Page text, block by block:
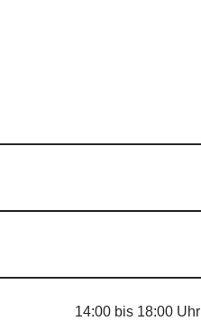
14:00 bis 18:00 Uhr